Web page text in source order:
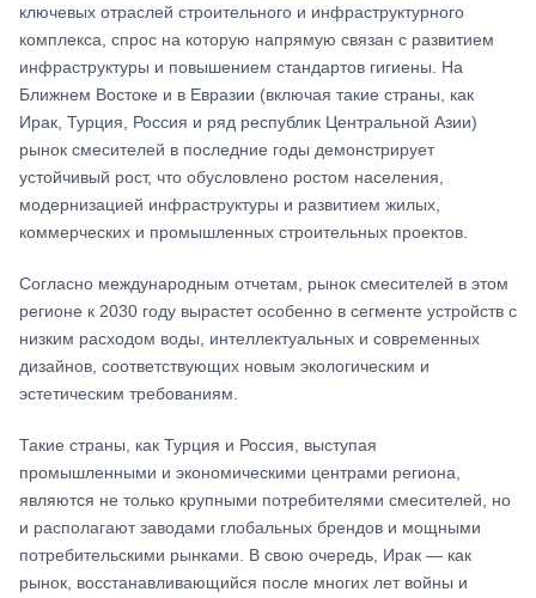
ключевых отраслей строительного и инфраструктурного
комплекса, спрос на которую напрямую связан с развитием
инфраструктуры и повышением стандартов гигиены. На
Ближнем Востоке и в Евразии (включая такие страны, как
Ирак, Турция, Россия и ряд республик Центральной Азии)
рынок смесителей в последние годы демонстрирует
устойчивый рост, что обусловлено ростом населения,
модернизацией инфраструктуры и развитием жилых,
коммерческих и промышленных строительных проектов.
Согласно международным отчетам, рынок смесителей в этом
регионе к 2030 году вырастет особенно в сегменте устройств с
низким расходом воды, интеллектуальных и современных
дизайнов, соответствующих новым экологическим и
эстетическим требованиям.
Такие страны, как Турция и Россия, выступая
промышленными и экономическими центрами региона,
являются не только крупными потребителями смесителей, но
и располагают заводами глобальных брендов и мощными
потребительскими рынками. В свою очередь, Ирак — как
рынок, восстанавливающийся после многих лет войны и